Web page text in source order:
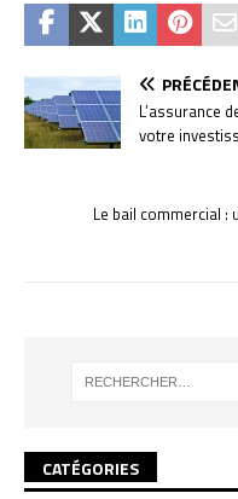
L’assurance
votre
Le bail commercial :
CATÉGORIES